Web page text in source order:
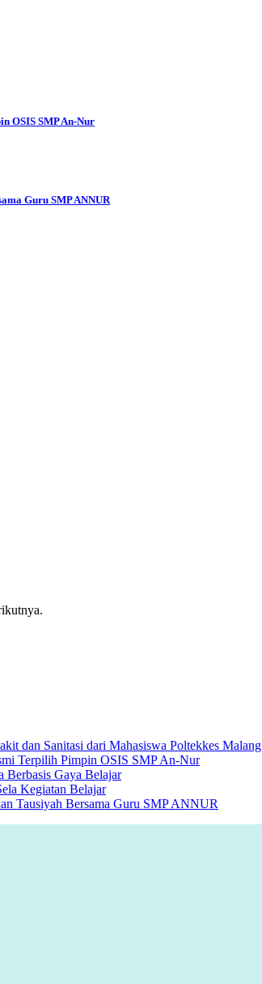
OSIS SMP An-Nur
Guru SMP ANNUR
dan Sanitasi dari Mahasiswa Poltekkes Malang
Terpilih Pimpin OSIS SMP An-Nur
Gaya Belajar
Kegiatan Belajar
Tausiyah Bersama Guru SMP ANNUR